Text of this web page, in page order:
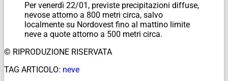
Per venerdì 22/01, previste precipitazioni diffuse,
nevose attorno a 800 metri circa, salvo
localmente su Nordovest fino al mattino limite
neve a quote attorno a 500 metri circa.
© RIPRODUZIONE RISERVATA
TAG ARTICOLO: neve